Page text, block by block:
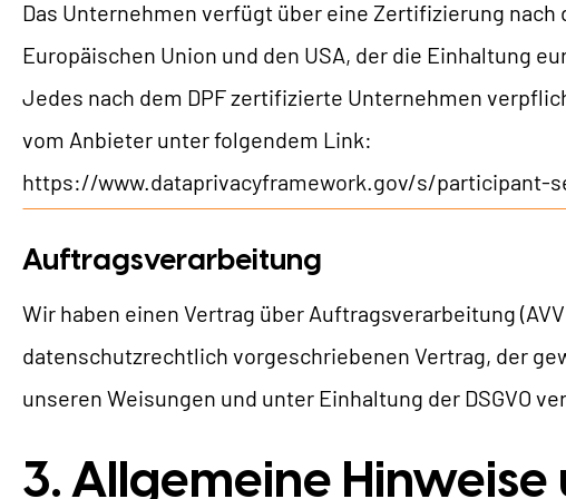
Das Unternehmen verfügt über eine Zertifizierung nach
Europäischen Union und den USA, der die Einhaltung
Jedes nach dem DPF zertifizierte Unternehmen
vom Anbieter unter folgendem Link:
https://www.dataprivacyframework.gov/s/participant-
Auftragsverarbeitung
Wir haben einen Vertrag über Auftragsverarbeitung
datenschutzrechtlich vorgeschriebenen Vertrag, der
unseren Weisungen und unter Einhaltung der DSGVO
3. Allgemeine